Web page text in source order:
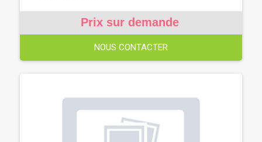
Prix sur demande
NOUS CONTACTER